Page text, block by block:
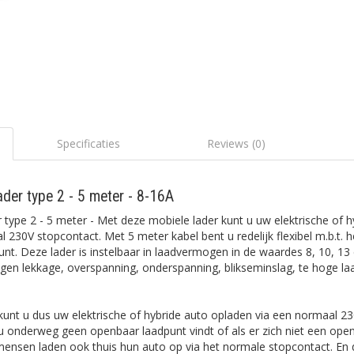
Specificaties Reviews (0)
type 2 - 5 meter - 8-16A
type 2 - 5 meter - Met deze mobiele lader kunt u uw elektrische of
230V stopcontact. Met 5 meter kabel bent u redelijk flexibel m.b.t.
Deze lader is instelbaar in laadvermogen in de waardes 8, 10, 13
lekkage, overspanning, onderspanning, blikseminslag, te hoge
u dus uw elektrische of hybride auto opladen via een normaal
onderweg geen openbaar laadpunt vindt of als er zich niet een
laden ook thuis hun auto op via het normale stopcontact. En